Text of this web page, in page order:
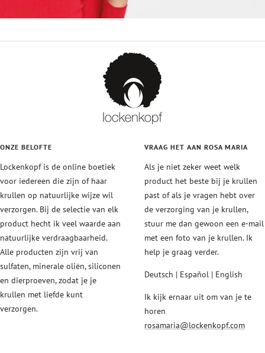
ONZE BELOFTE
Lockenkopf is de online boetiek
voor iedereen die zijn of haar
krullen op natuurlijke wijze wil
verzorgen. Bij de selectie van elk
product hecht ik veel waarde aan
natuurlijke verdraagbaarheid.
Alle producten zijn vrij van
sulfaten, minerale oliën, siliconen
en dierproeven, zodat je je
krullen met liefde kunt
verzorgen.
VRAAG HET AAN ROSA MARIA
Als je niet zeker weet welk
product het beste bij je krullen
past of als je vragen hebt over
de verzorging van je krullen,
stuur me dan gewoon een e-mail
met een foto van je krullen. Ik
help je graag verder.
Deutsch | Español | English
Ik kijk ernaar uit om van je te
horen
rosamaria@lockenkopf.com